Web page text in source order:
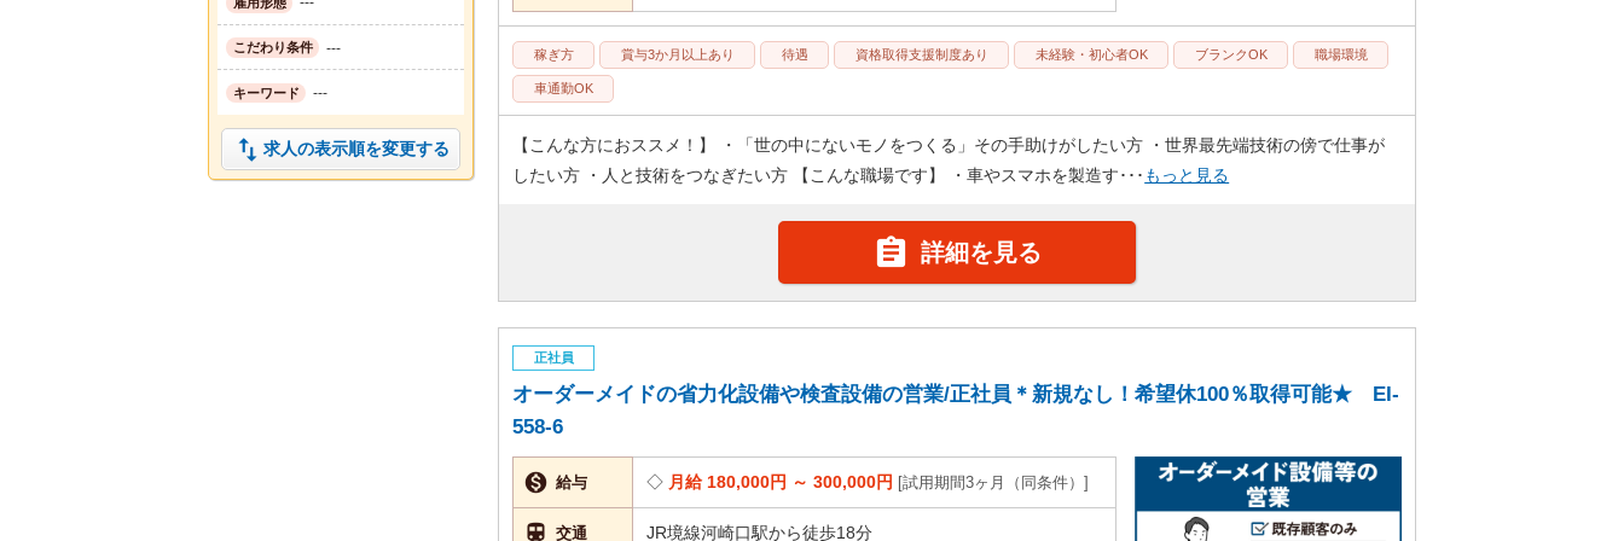
稼ぎ方 賞与3か月以上あり 待遇 資格取得支援制度あり 未経験・初心者OK ブランクOK 職場環境
車通勤OK
【こんな方におススメ！】 ・「世の中にないモノをつくる」その手助けがしたい方 ・世界最先端技術の傍で仕事が
したい方 ・人と技術をつなぎたい方 【こんな職場です】 ・車やスマホを製造す･･･ もっと見る
 詳細を見る
正社員
オーダーメイドの省力化設備や検査設備の営業/正社員＊新規なし！希望休100％取得可能★ EI-
558-6
 給与 月給 180,000円 ～ 300,000円 試用期間3ヶ月（同条件）
 交通 JR境線河崎口駅から徒歩18分
雇用形態
こだわり条件 ---
キーワード ---
 求人の表示順を変更する